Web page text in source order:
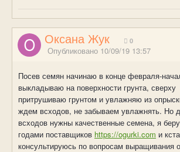
Оксана Жук 0
Опубликовано 10/09/19 13:57
Посев семян начинаю в конце февраля-
выкладываю на поверхности грунта, сверху
притрушиваю грунтом и увлажняю из
ждем всходов, не забываем увлажнять. Но
всходов нужны качественные семена, я
годами поставщиков https://ogurki.com и
консультируюсь по вопросам выращивания